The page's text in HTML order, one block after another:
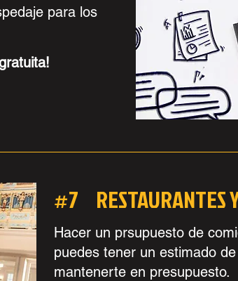
para los
#7 RESTAURANTES
Hacer un prsupuesto de
puedes tener un estimado
mantenerte en presupuesto.